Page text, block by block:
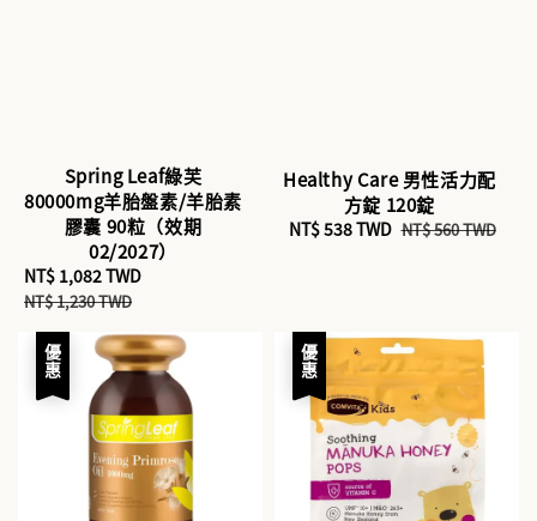
Spring Leaf綠芙
80000mg羊胎盤素/羊胎素
膠囊 90粒（效期
02/2027）
Sale
price
NT$ 1,082 TWD
NT$ 1,230 TWD
Healthy Care 男性活力配
方錠 120錠
Sale
NT$ 538 TWD Regular
NT$ 560 TWD
優惠 優惠